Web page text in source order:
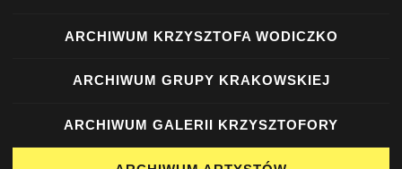
ARCHIWUM KRZYSZTOFA WODICZKO
ARCHIWUM GRUPY KRAKOWSKIEJ
ARCHIWUM GALERII KRZYSZTOFORY